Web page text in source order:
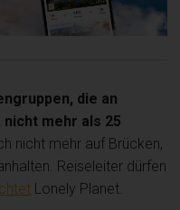
die an
mehr als 25
nicht mehr auf Brücken,
Reiseleiter dürfen
Lonely Planet.